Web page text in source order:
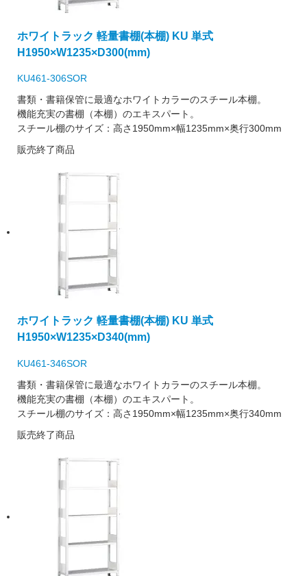
ホワイトラック 軽量書棚(本棚) KU 単式
H1950×W1235×D300(mm)
KU461-306SOR
書類・書籍保管に最適なホワイトカラーのスチール本棚。
機能充実の書棚（本棚）のエキスパート。
スチール棚のサイズ：高さ1950mm×幅1235mm×奥行300mm
販売終了商品
ホワイトラック 軽量書棚(本棚) KU 単式
H1950×W1235×D340(mm)
KU461-346SOR
書類・書籍保管に最適なホワイトカラーのスチール本棚。
機能充実の書棚（本棚）のエキスパート。
スチール棚のサイズ：高さ1950mm×幅1235mm×奥行340mm
販売終了商品